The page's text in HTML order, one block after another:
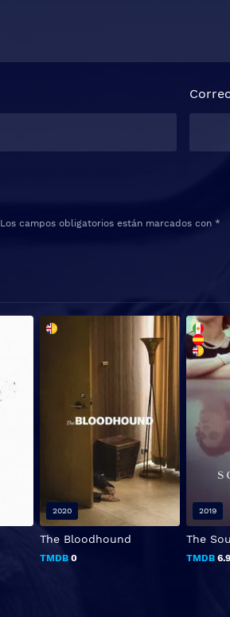
Los campos obligatorios están marcados con *
The Bloodhound
TMDB0
2020
The
TMDB6.9
2019